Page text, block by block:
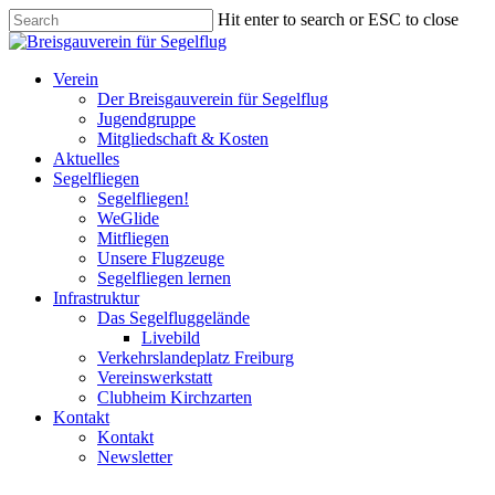
Skip
to
content
Hit enter to search or ESC to close
Close
Menu
Verein
Der Breisgauverein für Segelflug
Jugendgruppe
Mitgliedschaft & Kosten
Aktuelles
Segelfliegen
Segelfliegen!
WeGlide
Mitfliegen
Unsere Flugzeuge
Segelfliegen lernen
Infrastruktur
Das Segelfluggelände
Livebild
Verkehrslandeplatz Freiburg
Vereinswerkstatt
Clubheim Kirchzarten
Kontakt
Kontakt
Newsletter